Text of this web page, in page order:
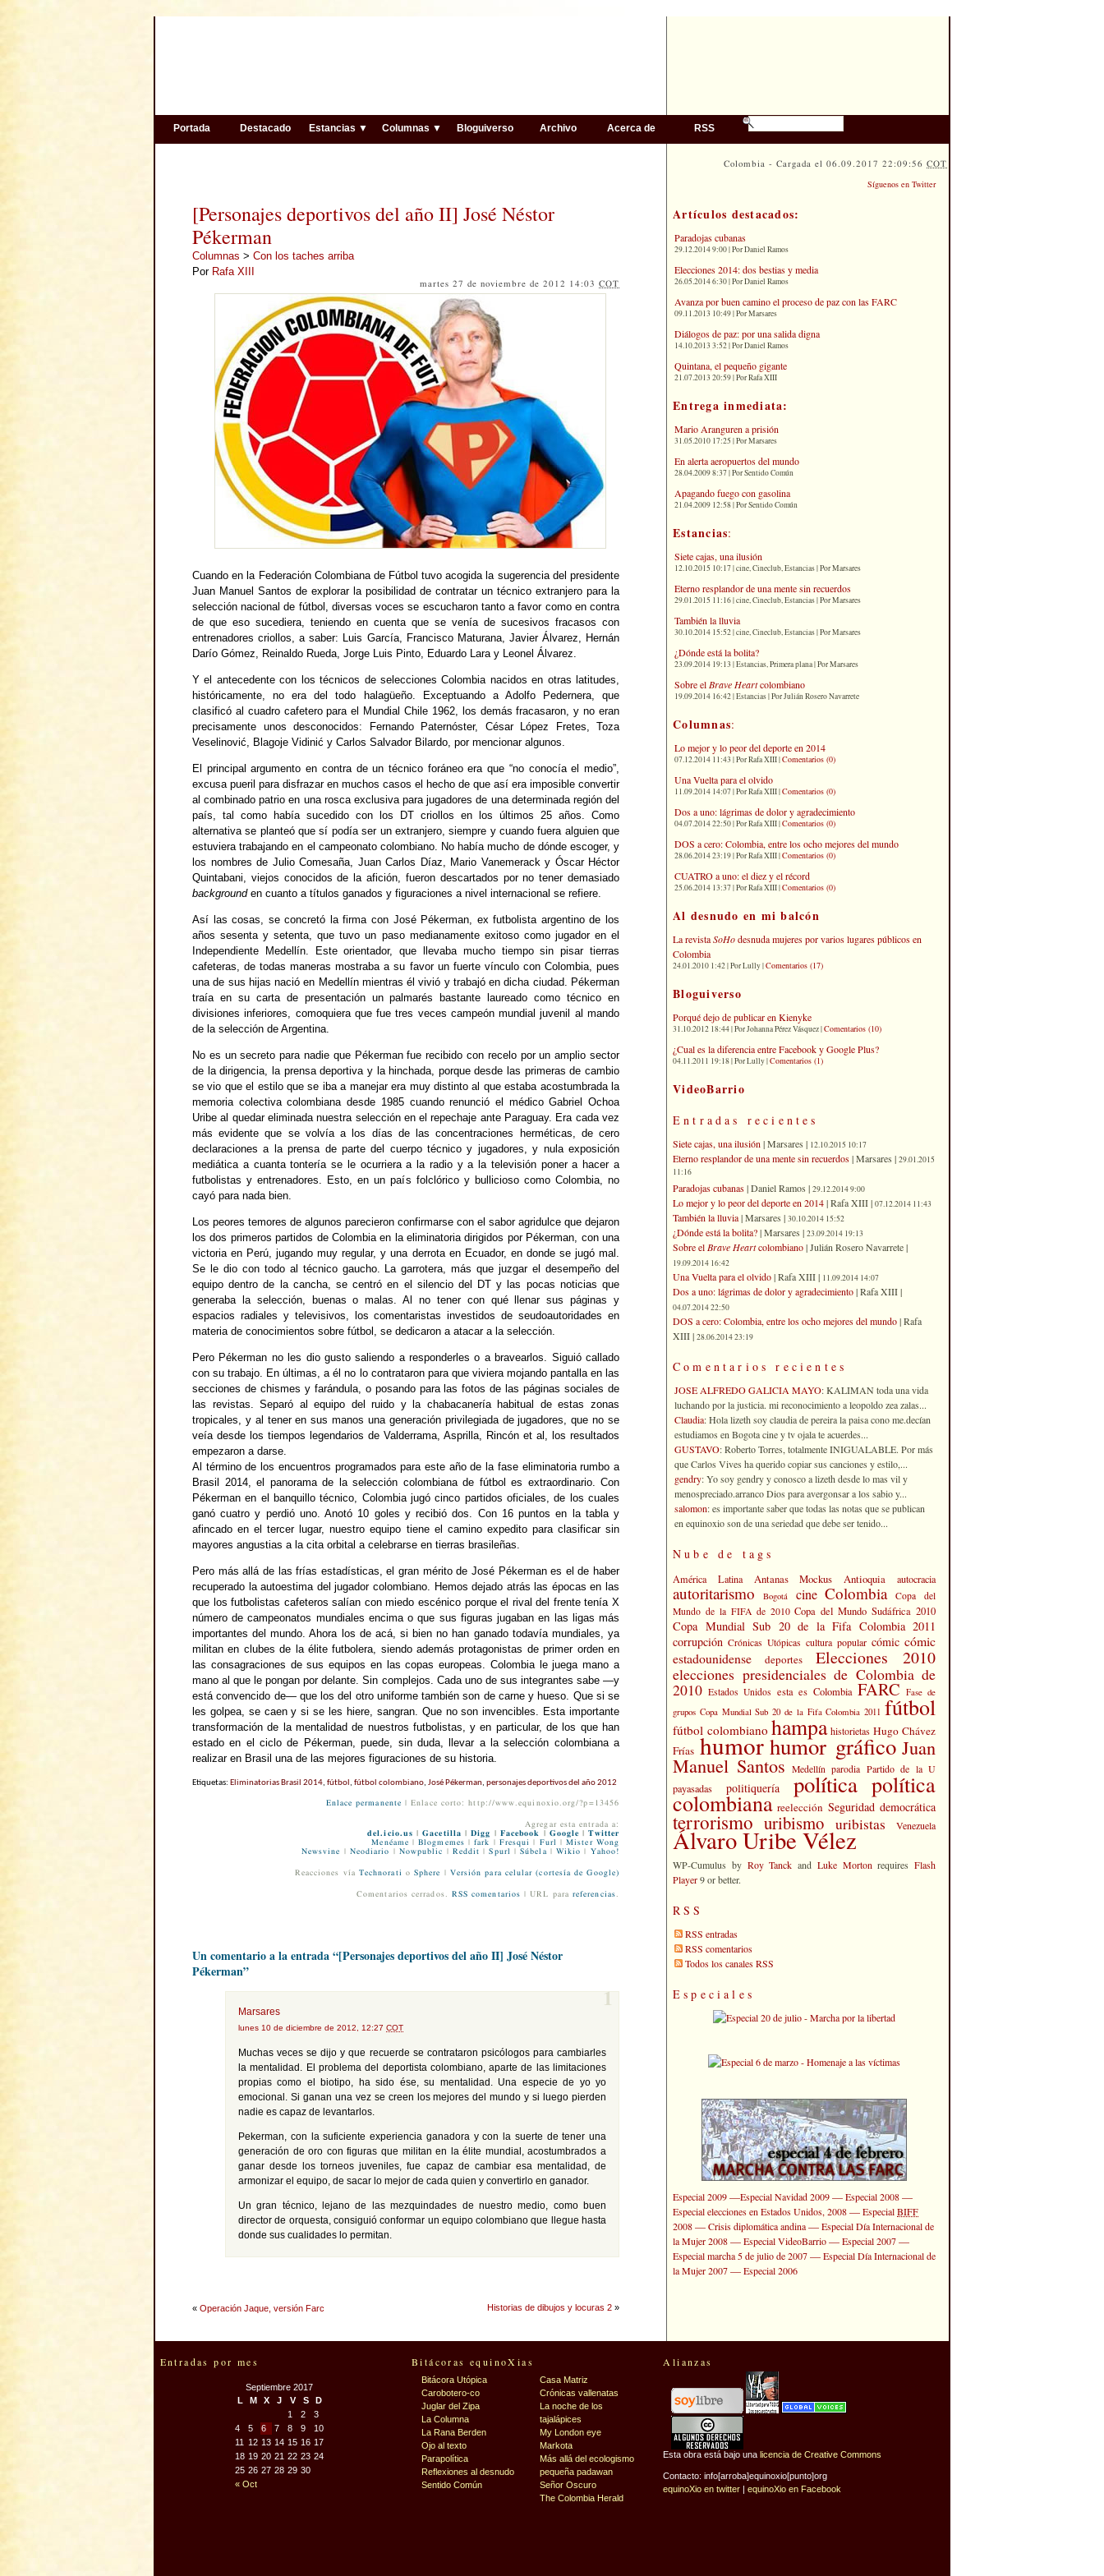
Portada Destacado Estancias ▼ Columnas ▼ Bloguiverso Archivo Acerca de RSS
Colombia - Cargada el 06.09.2017 22:09:56COT
[Personajes deportivos del año II] José Néstor
Pékerman
Columnas > Con los taches arriba
Por Rafa XIII
martes 27 de noviembre de 2012 14:03COT
Cuando en la Federación Colombiana de Fútbol tuvo acogida la sugerencia del presidente
Juan Manuel Santos de explorar la posibilidad de contratar un técnico extranjero para la
selección nacional de fútbol, diversas voces se escucharon tanto a favor como en contra
de que eso sucediera, teniendo en cuenta que se venía de sucesivos fracasos con
entrenadores criollos, a saber: Luis García, Francisco Maturana, Javier Álvarez, Hernán
Darío Gómez, Reinaldo Rueda, Jorge Luis Pinto, Eduardo Lara y Leonel Álvarez.
Y el antecedente con los técnicos de selecciones Colombia nacidos en otras latitudes,
históricamente, no era del todo halagüeño. Exceptuando a Adolfo Pedernera, que
clasificó al cuadro cafetero para el Mundial Chile 1962, los demás fracasaron, y no eran
precisamente unos desconocidos: Fernando Paternóster, César López Fretes, Toza
Veselinović, Blagoje Vidinić y Carlos Salvador Bilardo, por mencionar algunos.
El principal argumento en contra de un técnico foráneo era que “no conocía el medio”,
excusa pueril para disfrazar en muchos casos el hecho de que así era imposible convertir
al combinado patrio en una rosca exclusiva para jugadores de una determinada región del
país, tal como había sucedido con los DT criollos en los últimos 25 años. Como
alternativa se planteó que sí podía ser un extranjero, siempre y cuando fuera alguien que
estuviera trabajando en el campeonato colombiano. No había mucho de dónde escoger, y
los nombres de Julio Comesaña, Juan Carlos Díaz, Mario Vanemerack y Óscar Héctor
Quintabani, viejos conocidos de la afición, fueron descartados por no tener demasiado
backgrounden cuanto a títulos ganados y figuraciones a nivel internacional se refiere.
Así las cosas, se concretó la firma con José Pékerman, ex futbolista argentino de los
años sesenta y setenta, que tuvo un paso medianamente exitoso como jugador en el
Independiente Medellín. Este orientador, que llevaba mucho tiempo sin pisar tierras
cafeteras, de todas maneras mostraba a su favor un fuerte vínculo con Colombia, pues
una de sus hijas nació en Medellín mientras él vivió y trabajó en dicha ciudad. Pékerman
traía en su carta de presentación un palmarés bastante laureado como técnico en
divisiones inferiores, comoquiera que fue tres veces campeón mundial juvenil al mando
de la selección de Argentina.
No es un secreto para nadie que Pékerman fue recibido con recelo por un amplio sector
de la dirigencia, la prensa deportiva y la hinchada, porque desde las primeras de cambio
se vio que el estilo que se iba a manejar era muy distinto al que estaba acostumbrada la
memoria colectiva colombiana desde 1985 cuando renunció el médico Gabriel Ochoa
Uribe al quedar eliminada nuestra selección en el repechaje ante Paraguay. Era cada vez
más evidente que se volvía a los días de las concentraciones herméticas, de cero
declaraciones a la prensa de parte del cuerpo técnico y jugadores, y nula exposición
mediática a cuanta tontería se le ocurriera a la radio y a la televisión poner a hacer a
futbolistas y entrenadores. Esto, en un país folclórico y bullicioso como Colombia, no
cayó para nada bien.
Los peores temores de algunos parecieron confirmarse con el sabor agridulce que dejaron
los dos primeros partidos de Colombia en la eliminatoria dirigidos por Pékerman, con una
victoria en Perú, jugando muy regular, y una derrota en Ecuador, en donde se jugó mal.
Se le dio con todo al técnico gaucho. La garrotera, más que juzgar el desempeño del
equipo dentro de la cancha, se centró en el silencio del DT y las pocas noticias que
generaba la selección, buenas o malas. Al no tener con qué llenar sus páginas y
espacios radiales y televisivos, los comentaristas investidos de seudoautoridades en
materia de conocimientos sobre fútbol, se dedicaron a atacar a la selección.
Pero Pékerman no les dio gusto saliendo a responderles o a bravearlos. Siguió callado
con su trabajo. En últimas, a él no lo contrataron para que viviera mojando pantalla en las
secciones de chismes y farándula, o posando para las fotos de las páginas sociales de
las revistas. Separó al equipo del ruido y la chabacanería habitual de estas zonas
tropicales, y al tener en sus manos una generación privilegiada de jugadores, que no se
veía desde los tiempos legendarios de Valderrama, Asprilla, Rincón et al, los resultados
empezaron a darse.
Al término de los encuentros programados para este año de la fase eliminatoria rumbo a
Brasil 2014, el panorama de la selección colombiana de fútbol es extraordinario. Con
Pékerman en el banquillo técnico, Colombia jugó cinco partidos oficiales, de los cuales
ganó cuatro y perdió uno. Anotó 10 goles y recibió dos. Con 16 puntos en la tabla y
afincado en el tercer lugar, nuestro equipo tiene el camino expedito para clasificar sin
mayores angustias a la cita orbital a celebrarse en tierras brasileñas.
Pero más allá de las frías estadísticas, el gran mérito de José Pékerman es el de haber
recuperado la autoestima del jugador colombiano. Hemos dejado atrás las épocas en las
que los futbolistas cafeteros salían con miedo escénico porque el rival del frente tenía X
número de campeonatos mundiales encima o que sus figuras jugaban en las ligas más
importantes del mundo. Ahora los de acá, si bien no han ganado todavía mundiales, ya
militan en clubes de la élite futbolera, siendo además protagonistas de primer orden en
las consagraciones de sus equipos en las copas europeas. Colombia le juega mano a
mano al que le pongan por delante. Sin complejos. Cada uno de sus integrantes sabe —y
está convencido de— que los del otro uniforme también son de carne y hueso. Que si se
les golpea, se caen y si se les hiere, sangran. Que no son invencibles. Esta importante
transformación de la mentalidad de nuestros futbolistas, y en particular, de los que han
estado en el ciclo de Pékerman, puede, sin duda, llevar a la selección colombiana a
realizar en Brasil una de las mejores figuraciones de su historia.
Etiquetas: Eliminatorias Brasil 2014, fútbol, fútbol colombiano, José Pékerman, personajes deportivos del año 2012
Enlace permanente | Enlace corto: http://www.equinoxio.org/?p=13456
Agregar esta entrada a:
del.icio.us |Gacetilla |Digg Facebook Google |Twitter
Menéame |Blogmemes |fark Fresqui Furl |Mister Wong
Newsvine
Neodiario Nowpublic Reddit |Spurl |Súbela| Wikio Yahoo!
Reacciones vía Technorati o Sphere Versión para celular (cortesía de Google)
Comentarios cerrados. RSS comentarios | URL parareferencias.
Un comentario a la entrada “[Personajes deportivos del año II] José Néstor
Pékerman”
Marsares
lunes 10 de diciembre de 2012, 12:27 COT
1
Muchas veces se dijo y que recuerde se contrataron psicólogos para cambiarles
la mentalidad. El problema del deportista colombiano, aparte de las limitaciones
propias como el biotipo, ha sido ése, su mentalidad. Una especie de yo yo
emocional. Si ganan una vez se creen los mejores del mundo y si luego pierden
nadie es capaz de levantarlos.
Pekerman, con la suficiente experiencia ganadora y con la suerte de tener una
generación de oro con figuras que militan en la élite mundial, acostumbrados a
ganar desde los torneos juveniles, fue capaz de cambiar esa mentalidad, de
armonizar el equipo, de sacar lo mejor de cada quien y convertirlo en ganador.
Un gran técnico, lejano de las mezquindades de nuestro medio, como buen
director de orquesta, consiguió conformar un equipo colombiano que llegue hasta
donde sus cualidades lo permitan.
« Operación Jaque, versión Farc Historias de dibujos y locuras 2 »
Síguenos en Twitter
Artículos destacados:
Paradojas cubanas
29.12.2014 9:00 | Por Daniel Ramos
Elecciones 2014: dos bestias y media
26.05.2014 6:30 | Por Daniel Ramos
Avanza por buen camino el proceso de paz con las FARC
09.11.2013 10:49 | Por Marsares
Diálogos de paz: por una salida digna
14.10.2013 3:52 | Por Daniel Ramos
Quintana, el pequeño gigante
21.07.2013 20:59 | Por Rafa XIII
Entrega inmediata:
Mario Aranguren a prisión
31.05.2010 17:25 | Por Marsares
En alerta aeropuertos del mundo
28.04.2009 8:37 | Por Sentido Común
Apagando fuego con gasolina
21.04.2009 12:58 | Por Sentido Común
Estancias:
Siete cajas, una ilusión
12.10.2015 10:17 | cine, Cineclub, Estancias | Por Marsares
Eterno resplandor de una mente sin recuerdos
29.01.2015 11:16 | cine, Cineclub, Estancias | Por Marsares
También la lluvia
30.10.2014 15:52 | cine, Cineclub, Estancias | Por Marsares
¿Dónde está la bolita?
23.09.2014 19:13 | Estancias, Primera plana | Por Marsares
Sobre el Brave Heartcolombiano
19.09.2014 16:42 | Estancias | Por Julián Rosero Navarrete
Columnas:
Lo mejor y lo peor del deporte en 2014
07.12.2014 11:43 | Por Rafa XIII |Comentarios (0)
Una Vuelta para el olvido
11.09.2014 14:07 | Por Rafa XIII |Comentarios (0)
Dos a uno: lágrimas de dolor y agradecimiento
04.07.2014 22:50 | Por Rafa XIII |Comentarios (0)
DOS a cero: Colombia, entre los ocho mejores del mundo
28.06.2014 23:19 | Por Rafa XIII |Comentarios (0)
CUATRO a uno: el diez y el récord
25.06.2014 13:37 | Por Rafa XIII |Comentarios (0)
Al desnudo en mi balcón
La revistaSoHodesnuda mujeres por varios lugares públicos en
Colombia
24.01.2010 1:42 | Por Lully |Comentarios (17)
Bloguiverso
Porqué dejo de publicar en Kienyke
31.10.2012 18:44 | Por Johanna Pérez Vásquez |Comentarios (10)
¿Cual es la diferencia entre Facebook y Google Plus?
04.11.2011 19:18 | Por Lully |Comentarios (1)
VideoBarrio
Entradas recientes
Siete cajas, una ilusión | Marsares | 12.10.2015 10:17
Eterno resplandor de una mente sin recuerdos| Marsares | 29.01.2015
11:16
Paradojas cubanas| Daniel Ramos | 29.12.2014 9:00
Lo mejor y lo peor del deporte en 2014| Rafa XIII | 07.12.2014 11:43
También la lluvia| Marsares | 30.10.2014 15:52
¿Dónde está la bolita?| Marsares | 23.09.2014 19:13
Sobre el Brave Heartcolombiano| Julián Rosero Navarrete |
19.09.2014 16:42
Una Vuelta para el olvido| Rafa XIII | 11.09.2014 14:07
Dos a uno: lágrimas de dolor y agradecimiento| Rafa XIII |
04.07.2014 22:50
DOS a cero: Colombia, entre los ocho mejores del mundo| Rafa
XIII | 28.06.2014 23:19
Comentarios recientes
JOSE ALFREDO GALICIA MAYO: KALIMAN toda una vida
luchando por la justicia. mi reconocimiento a leopoldo zea zalas...
Claudia: Hola lizeth soy claudia de pereira la paisa cono me.decían
estudiamos en Bogota cine y tv ojala te acuerdes...
GUSTAVO: Roberto Torres, totalmente INIGUALABLE. Por más
que Carlos Vives ha querido copiar sus canciones y estilo,...
gendry: Yo soy gendry y conosco a lizeth desde lo mas vil y
menospreciado.arranco Dios para avergonsar a los sabio y...
salomon: es importante saber que todas las notas que se publican
en equinoxio son de una seriedad que debe ser tenido...
Nube de tags
América Latina Antanas Mockus Antioquia autocracia
autoritarismo Bogotá cine Colombia
Copa del
Mundo de la FIFA de 2010 Copa del Mundo Sudáfrica 2010
Copa Mundial Sub 20 de la Fifa Colombia 2011
corrupción Crónicas Utópicas cultura popular cómic cómic
estadounidense
deportes Elecciones 2010
elecciones presidenciales de Colombia de
2010 Estados Unidos esta es Colombia FARC Fase de
grupos Copa Mundial Sub 20 de la Fifa Colombia 2011 fútbol
fútbol colombiano hampa historietas Hugo Chávez
Frías humorhumor gráfico Juan
Manuel Santos Medellín parodia Partido de la U
payasadas
politiquería política política
colombiana reelección Seguridad democrática
terrorismo uribismo uribistas Venezuela
Álvaro Uribe Vélez
WP-Cumulus by Roy Tanck and Luke Morton requires Flash
Player9 or better.
RSS
RSS entradas
RSS comentarios
Todos los canales RSS
Especiales
Especial 2009—Especial Navidad 2009—Especial 2008—
Especial elecciones en Estados Unidos, 2008—EspecialBIFF
2008—Crisis diplomática andina—Especial Día Internacional de
la Mujer 2008—Especial VideoBarrio—Especial 2007—
Especial marcha 5 de julio de 2007—Especial Día Internacional de
la Mujer 2007—Especial 2006
Entradas por mes
Septiembre 2017
L
M X J V S D
« Oct
1 2
3
4
5 6 7 8 9
10
11
12 13 14 15 16 17
18 19 20 21 22 23 24
25 26 27 28 29 30
Bitácoras equinoXias
Bitácora Utópica
Carobotero-co
Juglar del Zipa
La Columna
La Rana Berden
Ojo al texto
Parapolítica
Reflexiones al desnudo
Sentido Común
Casa Matriz
Crónicas vallenatas
La noche de los
tajalápices
My London eye
Markota
Más allá del ecologismo
pequeña padawan
Señor Oscuro
The Colombia Herald
Alianzas
Esta obra está bajo unalicencia de Creative Commons
Contacto: info[arroba]equinoxio[punto]org
equinoXio en twitter |equinoXio en Facebook